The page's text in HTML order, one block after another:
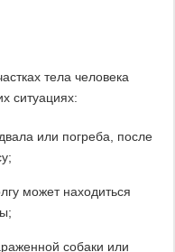
тела человека
ситуациях:
или погреба, после
может находиться
собаки или